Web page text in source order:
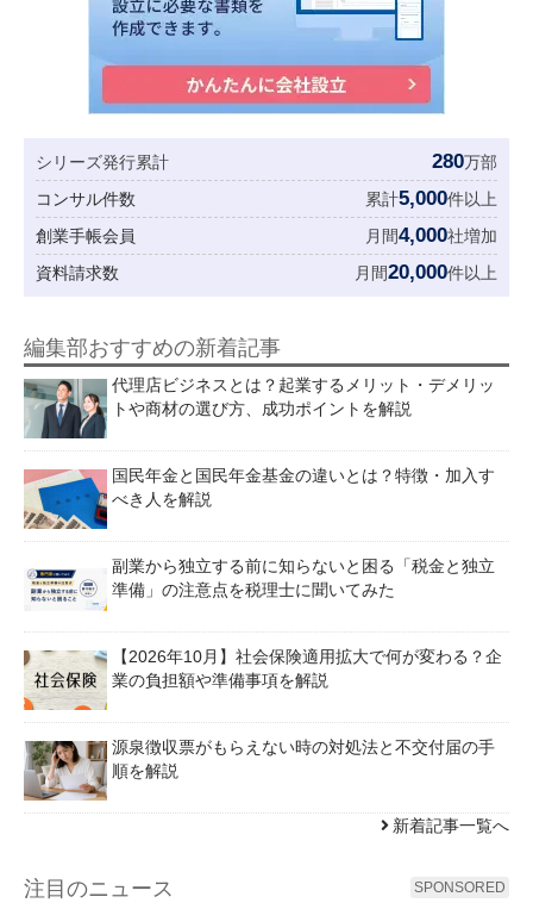
シリーズ発行累計 280万部
コンサル件数
累計5,000件以上
創業手帳会員
月間4,000社増加
資料請求数
月間20,000件以上
編集部おすすめの新着記事
代理店ビジネスとは？起業するメリット・デメリッ
トや商材の選び方、成功ポイントを解説
国民年金と国民年金基金の違いとは？特徴・加入す
べき人を解説
副業から独立する前に知らないと困る「税金と独立
準備」の注意点を税理士に聞いてみた
【2026年10月】社会保険適用拡大で何が変わる？企
業の負担額や準備事項を解説
源泉徴収票がもらえない時の対処法と不交付届の手
順を解説
新着記事一覧へ
注目のニュース SPONSORED